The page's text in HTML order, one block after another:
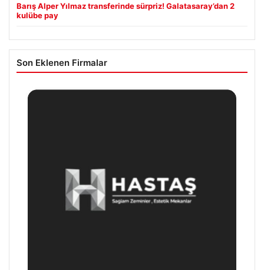
Barış Alper Yılmaz transferinde sürpriz! Galatasaray’dan 2
kulübe pay
Son Eklenen Firmalar